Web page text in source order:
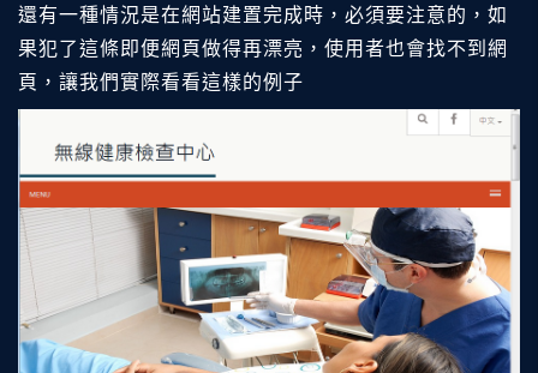
還有一種情況是在網站建置完成時，必須要注意的，如
果犯了這條即便網頁做得再漂亮，使用者也會找不到網
頁，讓我們實際看看這樣的例子